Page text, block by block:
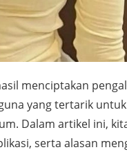
menciptakan
yang tertarik
Dalam artikel ini,
serta alasan